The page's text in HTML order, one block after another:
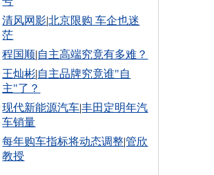
清风网影|北京限购 车企也迷
茫
程国顺|自主高端究竟有多难？
王灿彬|自主品牌究竟谁"自
主"了？
现代新能源汽车|丰田定明年汽
车销量
每年购车指标将动态调整|管欣
教授